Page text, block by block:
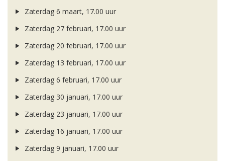
Zaterdag 6 maart, 17.00 uur
Zaterdag 27 februari, 17.00 uur
Zaterdag 20 februari, 17.00 uur
Zaterdag 13 februari, 17.00 uur
Zaterdag 6 februari, 17.00 uur
Zaterdag 30 januari, 17.00 uur
Zaterdag 23 januari, 17.00 uur
Zaterdag 16 januari, 17.00 uur
Zaterdag 9 januari, 17.00 uur